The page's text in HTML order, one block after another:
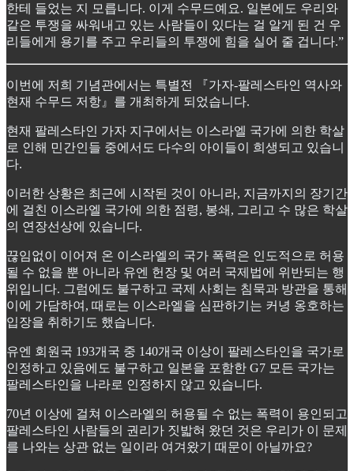
한테 들었는 지 모릅니다. 이게 수무드예요. 일본에도 우리와
같은 투쟁을 싸워내고 있는 사람들이 있다는 걸 알게 된 건 우
리들에게 용기를 주고 우리들의 투쟁에 힘을 실어 줄 겁니다.”
이번에 저희 기념관에서는 특별전 『가자-팔레스타인 역사와
현재 수무드 저항』를 개최하게 되었습니다.
현재 팔레스타인 가자 지구에서는 이스라엘 국가에 의한 학살
로 인해 민간인들 중에서도 다수의 아이들이 희생되고 있습니
다.
이러한 상황은 최근에 시작된 것이 아니라, 지금까지의 장기간
에 걸친 이스라엘 국가에 의한 점령, 봉쇄, 그리고 수 많은 학살
의 연장선상에 있습니다.
끊임없이 이어져 온 이스라엘의 국가 폭력은 인도적으로 허용
될 수 없을 뿐 아니라 유엔 헌장 및 여러 국제법에 위반되는 행
위입니다. 그럼에도 불구하고 국제 사회는 침묵과 방관을 통해
이에 가담하여, 때로는 이스라엘을 심판하기는 커녕 옹호하는
입장을 취하기도 했습니다.
유엔 회원국 193개국 중 140개국 이상이 팔레스타인을 국가로
인정하고 있음에도 불구하고 일본을 포함한 G7 모든 국가는
팔레스타인을 나라로 인정하지 않고 있습니다.
70년 이상에 걸쳐 이스라엘의 허용될 수 없는 폭력이 용인되고
팔레스타인 사람들의 권리가 짓밟혀 왔던 것은 우리가 이 문제
를 나와는 상관 없는 일이라 여겨왔기 때문이 아닐까요?